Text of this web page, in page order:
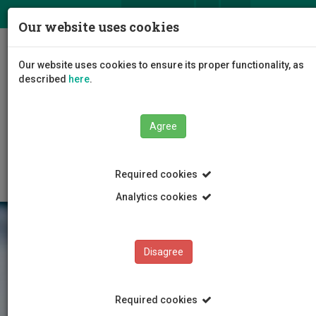
Faculty of Health Sciences
Research
Our website uses cookies
Our website uses cookies to ensure its proper functionality, as
described here.
Agree
Required cookies
Analytics cookies
Disagree
Required cookies